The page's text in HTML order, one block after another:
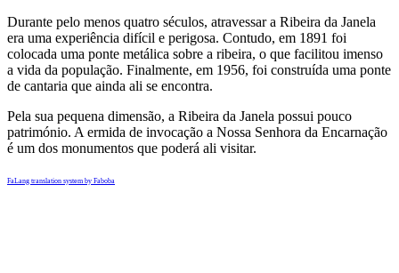
Durante pelo menos quatro séculos, atravessar a Ribeira da Janela
era uma experiência difícil e perigosa. Contudo, em 1891 foi
colocada uma ponte metálica sobre a ribeira, o que facilitou imenso
a vida da população. Finalmente, em 1956, foi construída uma ponte
de cantaria que ainda ali se encontra.
Pela sua pequena dimensão, a Ribeira da Janela possui pouco
património. A ermida de invocação a Nossa Senhora da Encarnação
é um dos monumentos que poderá ali visitar.
FaLang translation system by Faboba